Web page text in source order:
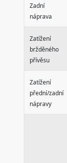
Zadní
náprava
Zatížení
bržděného
přívěsu
Zatížení
přední/zadní
nápravy